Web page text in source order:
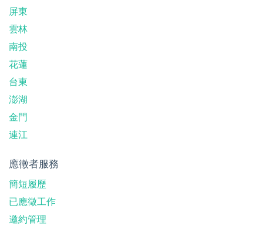
屏東
雲林
南投
花蓮
台東
澎湖
金門
連江
應徵者服務
簡短履歷
已應徵工作
邀約管理